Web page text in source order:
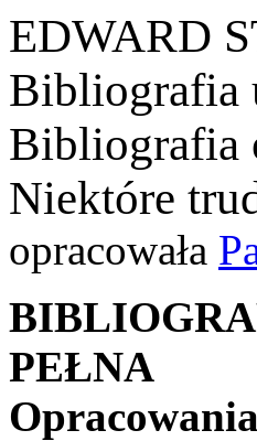
EDWARD
Bibliografia
Bibliografia
Niektóre
opracowała
PEŁNA